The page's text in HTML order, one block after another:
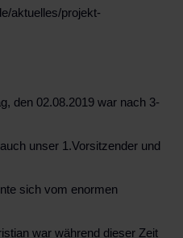
aktuelles/projekt-
den 02.08.2019 war nach 3-
unser 1.Vorsitzender und
sich vom enormen
war während dieser Zeit